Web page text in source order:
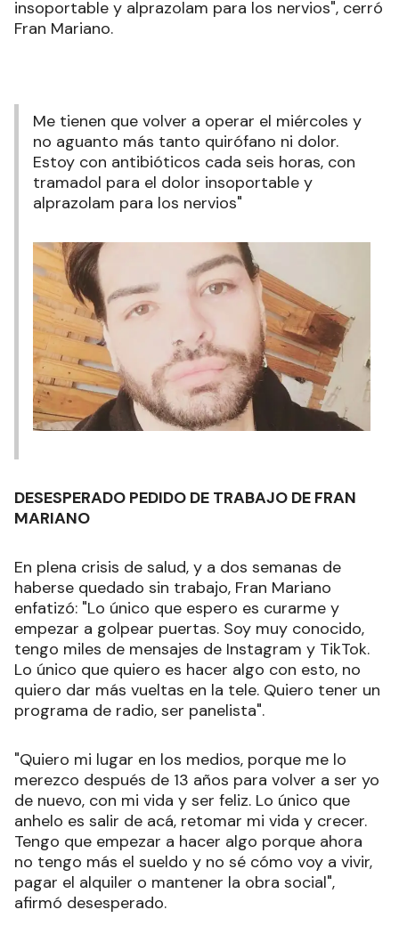
insoportable y alprazolam para los nervios", cerró
Fran Mariano.
Me tienen que volver a operar el miércoles y
no aguanto más tanto quirófano ni dolor.
Estoy con antibióticos cada seis horas, con
tramadol para el dolor insoportable y
alprazolam para los nervios"
DESESPERADO PEDIDO DE TRABAJO DE FRAN
MARIANO
En plena crisis de salud, y a dos semanas de
haberse quedado sin trabajo, Fran Mariano
enfatizó: "Lo único que espero es curarme y
empezar a golpear puertas. Soy muy conocido,
tengo miles de mensajes de Instagram y TikTok.
Lo único que quiero es hacer algo con esto, no
quiero dar más vueltas en la tele. Quiero tener un
programa de radio, ser panelista".
"Quiero mi lugar en los medios, porque me lo
merezco después de 13 años para volver a ser yo
de nuevo, con mi vida y ser feliz. Lo único que
anhelo es salir de acá, retomar mi vida y crecer.
Tengo que empezar a hacer algo porque ahora
no tengo más el sueldo y no sé cómo voy a vivir,
pagar el alquiler o mantener la obra social",
afirmó desesperado.